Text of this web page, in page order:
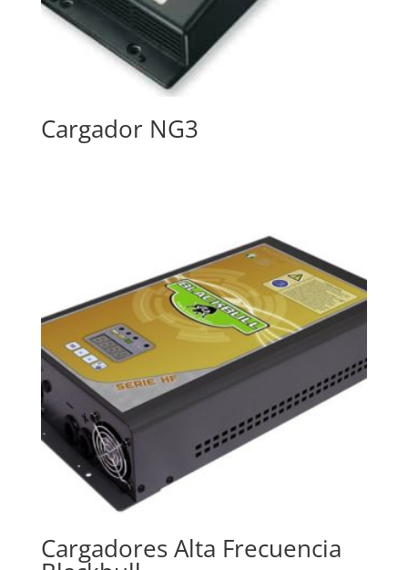
Cargador NG3
Cargadores Alta Frecuencia